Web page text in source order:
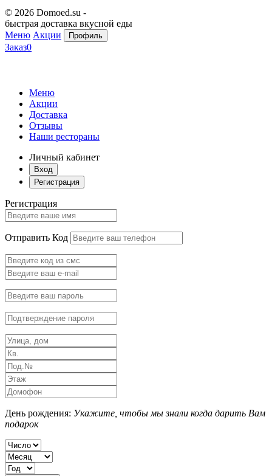
© 2026 Domoed.su -
быстрая доставка вкусной еды
Меню Акции Профиль
Заказ0
Меню
Акции
Доставка
Отзывы
Наши рестораны
Личный кабинет
Вход
Регистрация
Регистрация
Отправить Код
День рождения: Укажите, чтобы мы знали когда дарить Вам
подарок